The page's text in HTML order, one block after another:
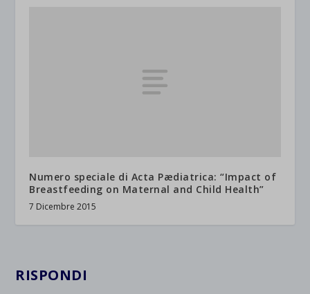
Numero speciale di Acta Pædiatrica: “Impact of
Breastfeeding on Maternal and Child Health”
7 Dicembre 2015
RISPONDI